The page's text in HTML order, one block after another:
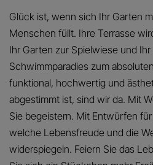
Glück ist, wenn sich Ihr Garten
Menschen füllt. Ihre Terrasse
Ihr Garten zur Spielwiese und
Schwimmparadies zum
funktional, hochwertig und
abgestimmt ist, sind wir da. Mit
Sie begeistern. Mit Entwürfen
welche Lebensfreude und die
widerspiegeln. Feiern Sie das